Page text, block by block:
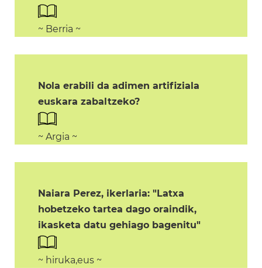
~ Berria ~
Nola erabili da adimen artifiziala
euskara zabaltzeko?
~ Argia ~
Naiara Perez, ikerlaria: "Latxa
hobetzeko tartea dago oraindik,
ikasketa datu gehiago bagenitu"
~ hiruka,eus ~